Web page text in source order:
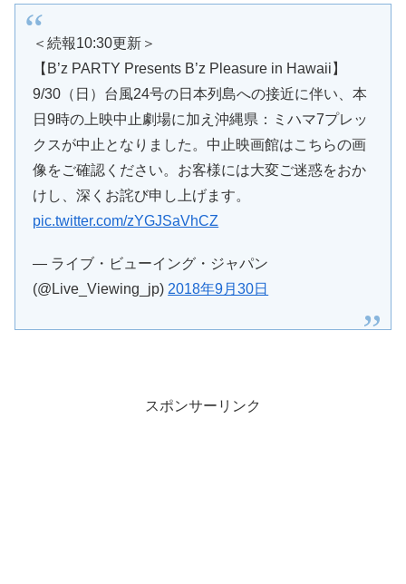
＜続報10:30更新＞
【B’z PARTY Presents B’z Pleasure in Hawaii】
9/30（日）台風24号の日本列島への接近に伴い、本
日9時の上映中止劇場に加え沖縄県：ミハマ7プレッ
クスが中止となりました。中止映画館はこちらの画
像をご確認ください。お客様には大変ご迷惑をおか
けし、深くお詫び申し上げます。
pic.twitter.com/zYGJSaVhCZ
— ライブ・ビューイング・ジャパン
(@Live_Viewing_jp) 2018年9月30日
スポンサーリンク